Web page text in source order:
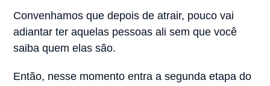
Convenhamos que depois de atrair, pouco vai
adiantar ter aquelas pessoas ali sem que você
saiba quem elas são.
Então, nesse momento entra a segunda etapa do